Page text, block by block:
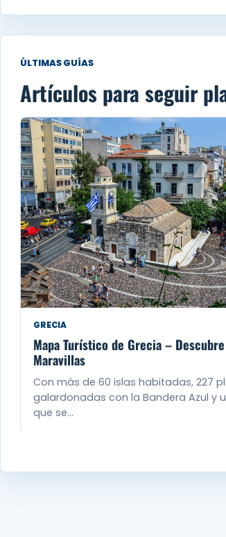
ÚLTIMAS GUÍAS
Artículos para seguir
GRECIA
Mapa Turístico de Grecia –
Maravillas
Con más de 60 islas habitadas, 227
galardonadas con la Bandera Azul y
que se…